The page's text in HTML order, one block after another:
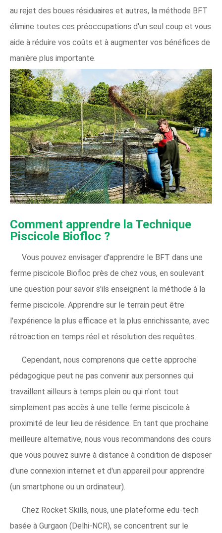
au rejet des boues résiduaires et autres, la méthode BFT
élimine toutes ces préoccupations d'un seul coup et vous
aide à réduire vos coûts et à augmenter vos bénéfices de
manière plus importante.
Comment apprendre la Technique
Piscicole Biofloc ?
Vous pouvez envisager d'apprendre le BFT dans une
ferme piscicole Biofloc près de chez vous, en soulevant
une question pour savoir s'ils enseignent la méthode à la
ferme piscicole. Apprendre sur le terrain peut être
l'expérience la plus efficace et la plus enrichissante, avec
rétroaction en temps réel et résolution des requêtes.
Cependant, nous comprenons que cette approche
pédagogique peut ne pas convenir aux personnes qui
travaillent ailleurs à temps plein ou qui n'ont tout
simplement pas accès à une telle ferme piscicole à
proximité de leur lieu de résidence. En tant que prochaine
meilleure alternative, nous vous recommandons des cours
que vous pouvez suivre à distance à condition de disposer
d'une connexion internet et d'un appareil pour apprendre
(un smartphone ou un ordinateur).
Chez Rocket Skills, nous, une plateforme edu-tech
basée à Gurgaon (Delhi-NCR), se concentrent sur le